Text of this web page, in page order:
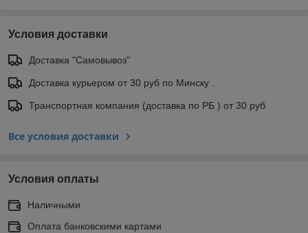
Условия доставки
Доставка "Самовывоз"
Доставка курьером от 30 руб по Минску .
Транспортная компания (доставка по РБ ) от 30 руб
Все условия доставки
Условия оплаты
Наличными
Оплата банковскими картами